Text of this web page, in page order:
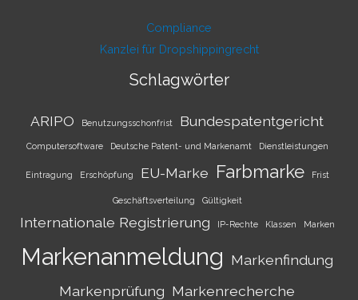
Compliance
Kanzlei für Dropshippingrecht
Schlagwörter
ARIPO Benutzungsschonfrist Bundespatentgericht
Computersoftware Deutsche Patent- und Markenamt Dienstleistungen
Eintragung Erschöpfung EU-Marke Farbmarke Frist
Geschäftsverteilung Gültigkeit
Internationale Registrierung IP-Rechte Klassen Marken
Markenanmeldung Markenfindung
Markenprüfung Markenrecherche